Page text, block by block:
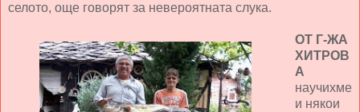
селото, още говорят за невероятната слука.
ОТ Г-ЖА
ХИТРОВ
А
научихме
и някои